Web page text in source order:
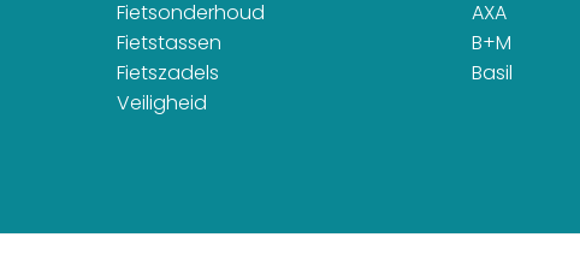
Fietsonderhoud
Fietstassen
Fietszadels
Veiligheid
AXA
B+M
Basil